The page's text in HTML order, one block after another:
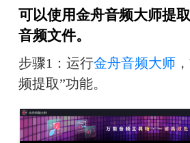
可以使用金舟音频大师提
音频文件。
步骤1：运行金舟音频大师
频提取”功能。